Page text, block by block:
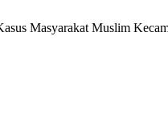
Masyarakat Muslim